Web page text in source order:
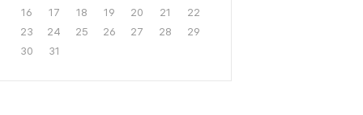
16
17 18 19 20 21
22
23
24 25 26 27 28
29
30
31